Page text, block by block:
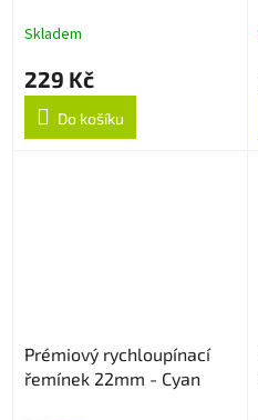
Skladem
229 Kč
Do košíku
Prémiový rychloupínací
řemínek 22mm - Cyan